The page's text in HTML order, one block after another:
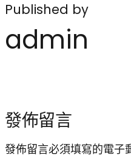
Published by
admin
發佈留言
發佈留言必須填寫的電子